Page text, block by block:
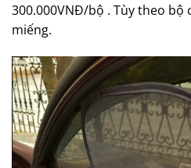
300.000VNĐ/bộ . Tùy theo bộ
miếng.